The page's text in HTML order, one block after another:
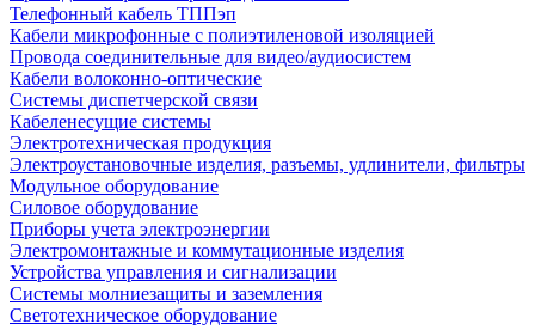
Телефонный кабель ТППэп
Кабели микрофонные с полиэтиленовой изоляцией
Провода соединительные для видео/аудиосистем
Кабели волоконно-оптические
Системы диспетчерской связи
Кабеленесущие системы
Электротехническая продукция
Электроустановочные изделия, разъемы, удлинители, фильтры
Модульное оборудование
Силовое оборудование
Приборы учета электроэнергии
Электромонтажные и коммутационные изделия
Устройства управления и сигнализации
Системы молниезащиты и заземления
Светотехническое оборудование